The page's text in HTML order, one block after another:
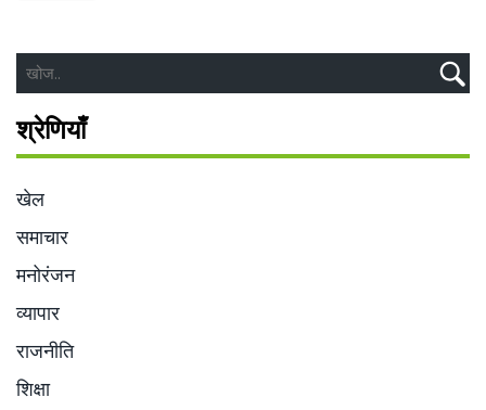
श्रेणियाँ
खेल
समाचार
मनोरंजन
व्यापार
राजनीति
शिक्षा